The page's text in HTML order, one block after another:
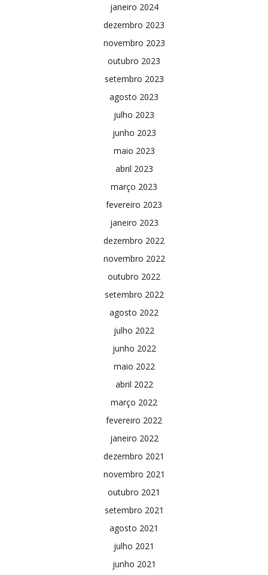
janeiro 2024
dezembro 2023
novembro 2023
outubro 2023
setembro 2023
agosto 2023
julho 2023
junho 2023
maio 2023
abril 2023
março 2023
fevereiro 2023
janeiro 2023
dezembro 2022
novembro 2022
outubro 2022
setembro 2022
agosto 2022
julho 2022
junho 2022
maio 2022
abril 2022
março 2022
fevereiro 2022
janeiro 2022
dezembro 2021
novembro 2021
outubro 2021
setembro 2021
agosto 2021
julho 2021
junho 2021